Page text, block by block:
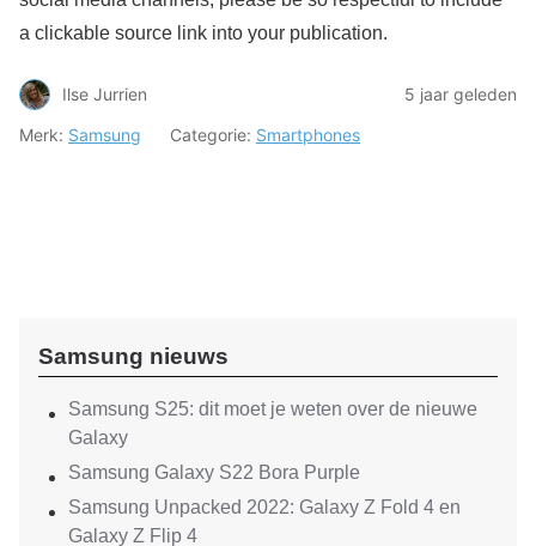
a clickable source link into your publication.
Ilse Jurrien
5 jaar geleden
Merk: Samsung Categorie: Smartphones
Samsung nieuws
Samsung S25: dit moet je weten over de nieuwe
Galaxy
Samsung Galaxy S22 Bora Purple
Samsung Unpacked 2022: Galaxy Z Fold 4 en
Galaxy Z Flip 4